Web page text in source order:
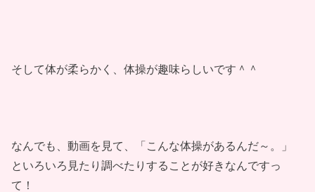
そして体が柔らかく、体操が趣味らしいです＾＾
なんでも、動画を見て、「こんな体操があるんだ～。」
といろいろ見たり調べたりすることが好きなんですっ
て！